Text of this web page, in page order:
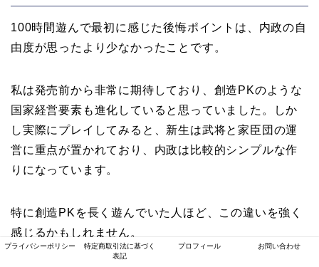
100時間遊んで最初に感じた後悔ポイントは、内政の自
由度が思ったより少なかったことです。
私は発売前から非常に期待しており、創造PKのような
国家経営要素も進化していると思っていました。しか
し実際にプレイしてみると、新生は武将と家臣団の運
営に重点が置かれており、内政は比較的シンプルな作
りになっています。
特に創造PKを長く遊んでいた人ほど、この違いを強く
感じるかもしれません。
プライバシーポリシー
特定商取引法に基づく
表記
プロフィール お問い合わせ